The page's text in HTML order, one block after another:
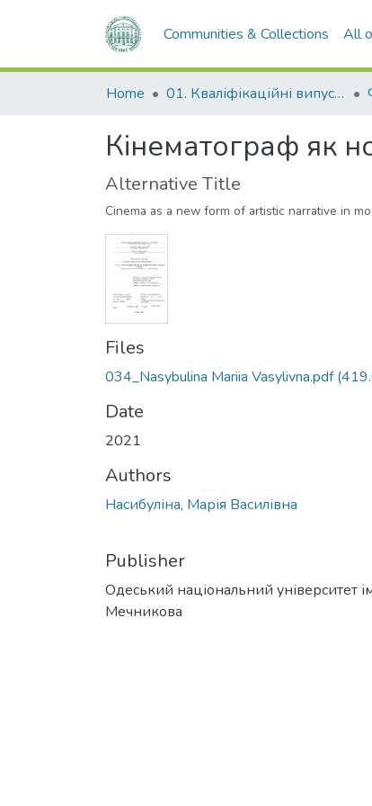
Communities & Collections All
Home 01. Кваліфікаційні випускні роботи здобувачів вищої освіти
Кінематограф як
Alternative Title
Cinema as a new form of artistic narrative in
Files
034_Nasybulina Mariia Vasylivna.pdf
Date
2021
Authors
Насибуліна, Марія Василівна
Publisher
Одеський національний університет
Мечникова